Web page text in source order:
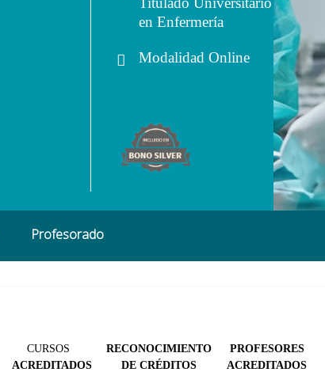
en Enfermería
Modalidad Online
Profesorado
CURSOS
ACREDITADOS
RECONOCIMIENTO
DE CRÉDITOS
PROFESORES
ACREDITADOS